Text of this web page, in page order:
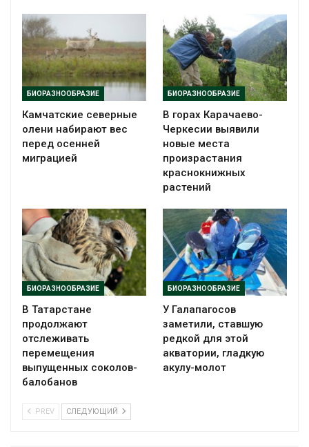
БИОРАЗНООБРАЗИЕ
Камчатские северные
олени набирают вес
перед осенней
миграцией
БИОРАЗНООБРАЗИЕ
В горах Карачаево-
Черкесии выявили
новые места
произрастания
краснокнижных
растений
БИОРАЗНООБРАЗИЕ
В Татарстане
продолжают
отслеживать
перемещения
выпущенных соколов-
балобанов
БИОРАЗНООБРАЗИЕ
У Галапагосов
заметили, ставшую
редкой для этой
акватории, гладкую
акулу-молот
PREV СЛЕДУЮЩИЙ